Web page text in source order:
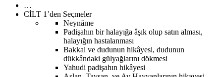
…
CİLT 1’den Seçmeler
Neynâme
Padişahın bir halayığa âşık olup satın alması,
halayığın hastalanması
Bakkal ve dudunun hikâyesi, dudunun
dükkândaki gülyağlarını dökmesi
Yahudi padişahın hikâyesi